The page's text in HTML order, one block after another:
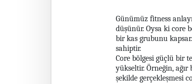
Günümüz fitness
düşünür. Oysa ki core
bir kas grubunu
sahiptir.
Core bölgesi güçlü bir
yükseltir. Örneğin,
şekilde gerçekleşmesi